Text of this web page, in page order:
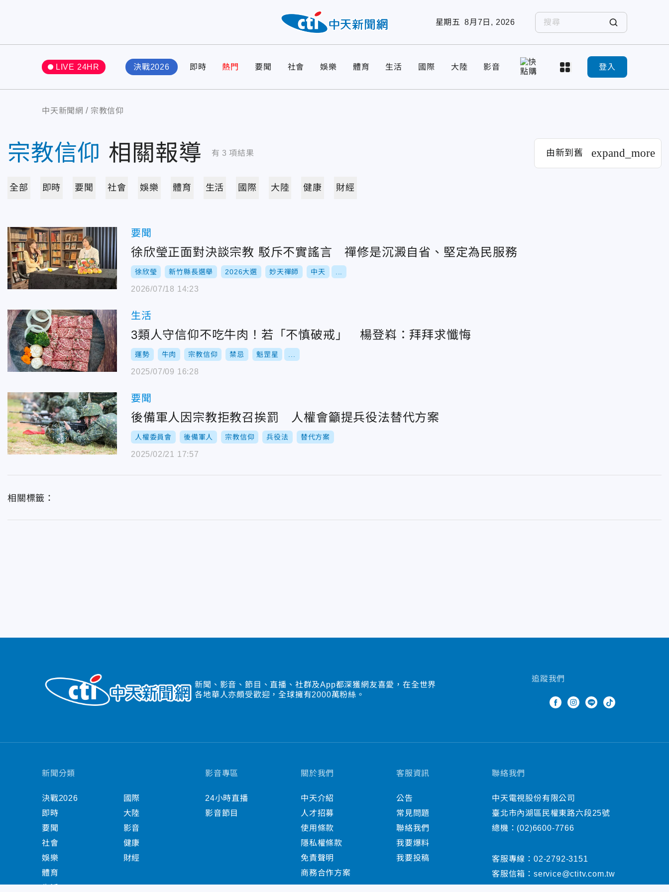
星期五 8月7日, 2026
LIVE 24HR 決戰2026 即時 熱門 要聞 社會 娛樂 體育 生活 國際 大陸 影音 登入
中天新聞網 宗教信仰
宗教信仰 相關報導 有 3 項結果 由新到舊 expand_more
全部 即時 要聞 社會 娛樂 體育 生活 國際 大陸 健康 財經
要聞
徐欣瑩正面對決談宗教 駁斥不實謠言 禪修是沉澱自省、堅定為民服務
徐欣瑩 新竹縣長選舉 2026大選 妙天禪師 中天
2026/07/18 14:23
生活
3類人守信仰不吃牛肉！若「不慎破戒」 楊登嵙：拜拜求懺悔
運勢 牛肉 宗教信仰 禁忌 魁罡星
2025/07/09 16:28
要聞
後備軍人因宗教拒教召挨罰 人權會籲提兵役法替代方案
人權委員會 後備軍人 宗教信仰 兵役法 替代方案
2025/02/21 17:57
相關標籤：
新聞、影音、節目、直播、社群及App都深獲網友喜愛，在全世界
各地華人亦頗受歡迎，全球擁有2000萬粉絲。
追蹤我們
新聞分類
決戰2026
即時
要聞
社會
娛樂
體育
國際
大陸
影音
健康
財經
影音專區
24小時直播
影音節目
關於我們
中天介紹
人才招募
使用條款
隱私權條款
免責聲明
商務合作方案
客服資訊
公告
常見問題
聯絡我們
我要爆料
我要投稿
聯絡我們
中天電視股份有限公司
臺北市內湖區民權東路六段25號
總機： (02)6600-7766
客服專線： 02-2792-3151
客服信箱： service@ctitv.com.tw